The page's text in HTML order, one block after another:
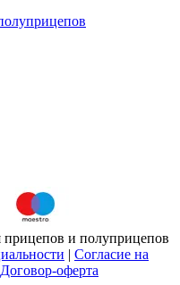
и полуприцепов
| Согласие на
Договор-оферта